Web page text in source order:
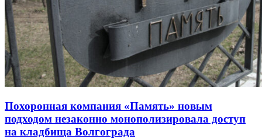
Похоронная компания «Память» новым
подходом незаконно монополизировала доступ
на кладбища Волгограда